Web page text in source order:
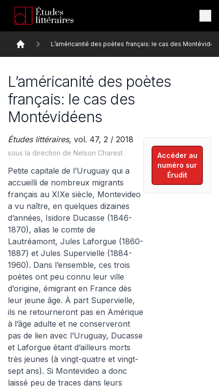
Accueil
L’américanité des poètes français: le cas des
L’américanité des poètes
français: le cas des
Montévidéens
Études littéraires, vol. 47, 2 / 2018
sous la direction de Nelson Charest
Petite capitale de l’Uruguay qui a
accueilli de nombreux migrants
français au XIXe siècle, Montevideo
a vu naître, en quelques dizaines
d’années, Isidore Ducasse (1846-
1870), alias le comte de
Lautréamont, Jules Laforgue (1860-
1887) et Jules Supervielle (1884-
1960). Dans l’ensemble, ces trois
poètes ont peu connu leur ville
d’origine, émigrant en France dès
leur jeune âge. À part Supervielle,
ils ne retourneront pas en Amérique
à l’âge adulte et ne conserveront
pas de lien avec l’Uruguay, Ducasse
et Laforgue étant d’ailleurs morts
très jeunes (à vingt-quatre et vingt-
sept ans). Si Montevideo a donc
laissé peu de traces dans leurs
Accéder au
numéro sur
Érudit